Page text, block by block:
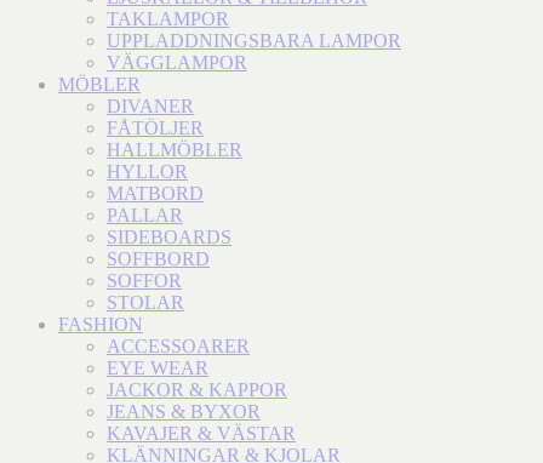
TAKLAMPOR
UPPLADDNINGSBARA LAMPOR
VÄGGLAMPOR
MÖBLER
DIVANER
FÅTÖLJER
HALLMÖBLER
HYLLOR
MATBORD
PALLAR
SIDEBOARDS
SOFFBORD
SOFFOR
STOLAR
FASHION
ACCESSOARER
EYE WEAR
JACKOR & KAPPOR
JEANS & BYXOR
KAVAJER & VÄSTAR
KLÄNNINGAR & KJOLAR